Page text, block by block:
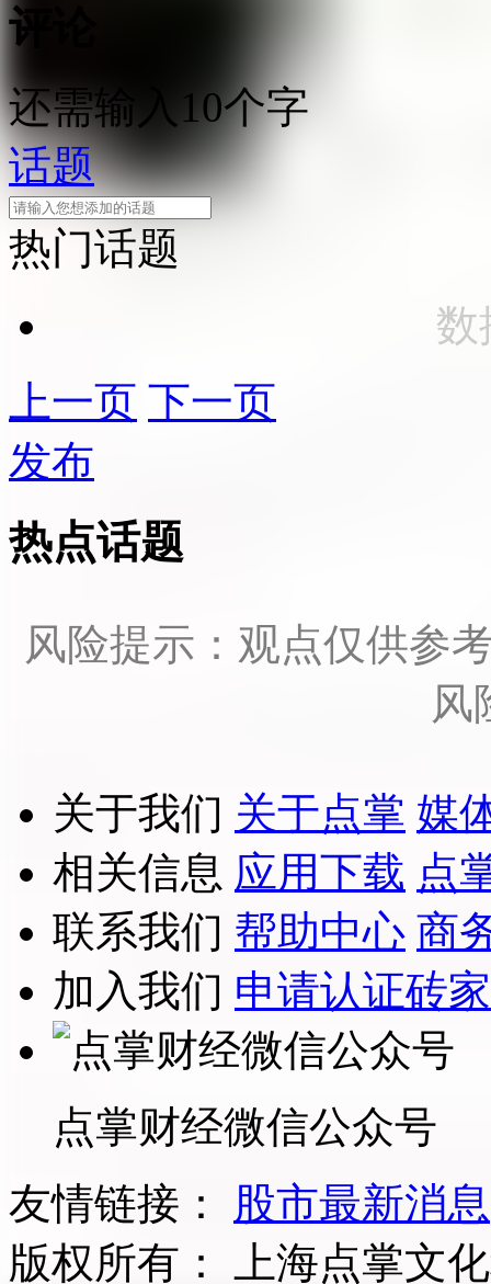
评论
还需输入10个字
话题
热门话题
数
上一页 下一页
发布
热点话题
风险提示：观点仅供参
风
关于我们 关于点掌 媒
相关信息 应用下载 点
联系我们 帮助中心 商
加入我们 申请认证砖家
点掌财经微信公众号
友情链接：
股市最新消息
版权所有：
上海点掌文